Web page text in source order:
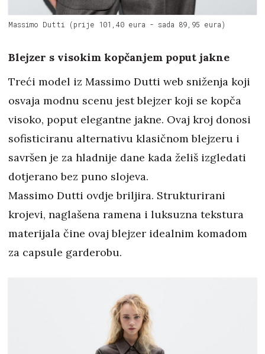
Massimo Dutti (prije 101,40 eura - sada 89,95 eura)
Blejzer s visokim kopčanjem poput jakne
Treći model iz Massimo Dutti web sniženja koji
osvaja modnu scenu jest blejzer koji se kopča
visoko, poput elegantne jakne. Ovaj kroj donosi
sofisticiranu alternativu klasičnom blejzeru i
savršen je za hladnije dane kada želiš izgledati
dotjerano bez puno slojeva.
Massimo Dutti ovdje briljira. Strukturirani
krojevi, naglašena ramena i luksuzna tekstura
materijala čine ovaj blejzer idealnim komadom
za capsule garderobu.